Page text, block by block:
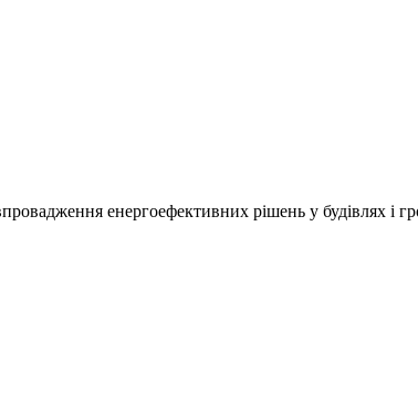
енергоефективних рішень у будівлях і